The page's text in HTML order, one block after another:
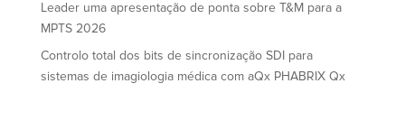
Leader uma apresentação de ponta sobre T&M para a
MPTS 2026
Controlo total dos bits de sincronização SDI para
sistemas de imagiologia médica com aQx PHABRIX Qx